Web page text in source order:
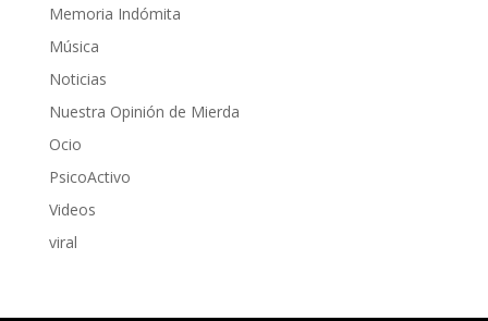
Memoria Indómita
Música
Noticias
Nuestra Opinión de Mierda
Ocio
PsicoActivo
Videos
viral